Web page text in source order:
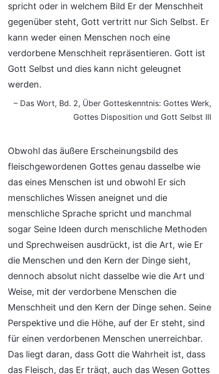
spricht oder in welchem Bild Er der Menschheit
gegenüber steht, Gott vertritt nur Sich Selbst. Er
kann weder einen Menschen noch eine
verdorbene Menschheit repräsentieren. Gott ist
Gott Selbst und dies kann nicht geleugnet
werden.
– Das Wort, Bd. 2, Über Gotteskenntnis: Gottes Werk,
Gottes Disposition und Gott Selbst III
Obwohl das äußere Erscheinungsbild des
fleischgewordenen Gottes genau dasselbe wie
das eines Menschen ist und obwohl Er sich
menschliches Wissen aneignet und die
menschliche Sprache spricht und manchmal
sogar Seine Ideen durch menschliche Methoden
und Sprechweisen ausdrückt, ist die Art, wie Er
die Menschen und den Kern der Dinge sieht,
dennoch absolut nicht dasselbe wie die Art und
Weise, mit der verdorbene Menschen die
Menschheit und den Kern der Dinge sehen. Seine
Perspektive und die Höhe, auf der Er steht, sind
für einen verdorbenen Menschen unerreichbar.
Das liegt daran, dass Gott die Wahrheit ist, dass
das Fleisch, das Er trägt, auch das Wesen Gottes